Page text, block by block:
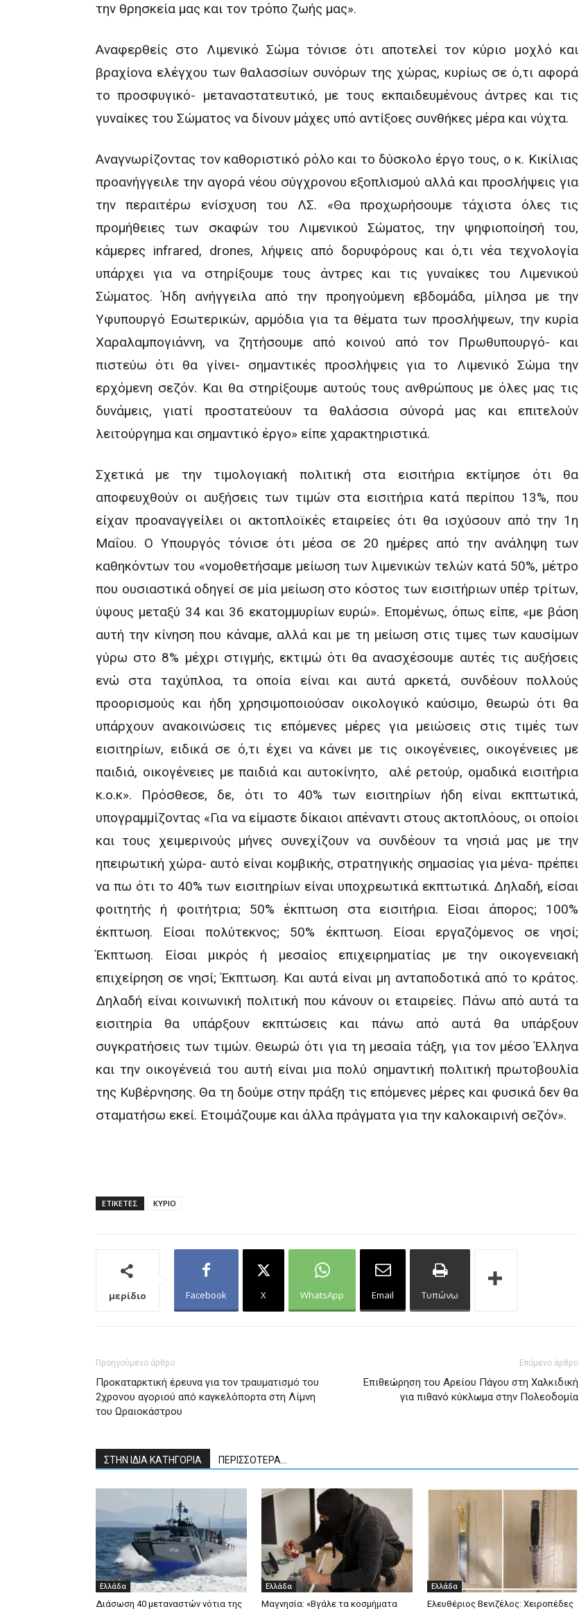
την θρησκεία μας και τον τρόπο ζωής μας».
Αναφερθείς στο Λιμενικό Σώμα τόνισε ότι αποτελεί τον κύριο μοχλό και
βραχίονα ελέγχου των θαλασσίων συνόρων της χώρας, κυρίως σε ό,τι αφορά
το προσφυγικό- μεταναστατευτικό, με τους εκπαιδευμένους άντρες και τις
γυναίκες του Σώματος να δίνουν μάχες υπό αντίξοες συνθήκες μέρα και νύχτα.
Αναγνωρίζοντας τον καθοριστικό ρόλο και το δύσκολο έργο τους, ο κ. Κικίλιας
προανήγγειλε την αγορά νέου σύγχρονου εξοπλισμού αλλά και προσλήψεις για
την περαιτέρω ενίσχυση του ΛΣ. «Θα προχωρήσουμε τάχιστα όλες τις
προμήθειες των σκαφών του Λιμενικού Σώματος, την ψηφιοποίησή του,
κάμερες infrared, drones, λήψεις από δορυφόρους και ό,τι νέα τεχνολογία
υπάρχει για να στηρίξουμε τους άντρες και τις γυναίκες του Λιμενικού
Σώματος. Ήδη ανήγγειλα από την προηγούμενη εβδομάδα, μίλησα με την
Υφυπουργό Εσωτερικών, αρμόδια για τα θέματα των προσλήψεων, την κυρία
Χαραλαμπογιάννη, να ζητήσουμε από κοινού από τον Πρωθυπουργό- και
πιστεύω ότι θα γίνει- σημαντικές προσλήψεις για το Λιμενικό Σώμα την
ερχόμενη σεζόν. Και θα στηρίξουμε αυτούς τους ανθρώπους με όλες μας τις
δυνάμεις, γιατί προστατεύουν τα θαλάσσια σύνορά μας και επιτελούν
λειτούργημα και σημαντικό έργο» είπε χαρακτηριστικά.
Σχετικά με την τιμολογιακή πολιτική στα εισιτήρια εκτίμησε ότι θα
αποφευχθούν οι αυξήσεις των τιμών στα εισιτήρια κατά περίπου 13%, που
είχαν προαναγγείλει οι ακτοπλοϊκές εταιρείες ότι θα ισχύσουν από την 1η
Μαΐου. Ο Υπουργός τόνισε ότι μέσα σε 20 ημέρες από την ανάληψη των
καθηκόντων του «νομοθετήσαμε μείωση των λιμενικών τελών κατά 50%, μέτρο
που ουσιαστικά οδηγεί σε μία μείωση στο κόστος των εισιτήριων υπέρ τρίτων,
ύψους μεταξύ 34 και 36 εκατομμυρίων ευρώ». Επομένως, όπως είπε, «με βάση
αυτή την κίνηση που κάναμε, αλλά και με τη μείωση στις τιμες των καυσίμων
γύρω στο 8% μέχρι στιγμής, εκτιμώ ότι θα ανασχέσουμε αυτές τις αυξήσεις
ενώ στα ταχύπλοα, τα οποία είναι και αυτά αρκετά, συνδέουν πολλούς
προορισμούς και ήδη χρησιμοποιούσαν οικολογικό καύσιμο, θεωρώ ότι θα
υπάρχουν ανακοινώσεις τις επόμενες μέρες για μειώσεις στις τιμές των
εισιτηρίων, ειδικά σε ό,τι έχει να κάνει με τις οικογένειες, οικογένειες με
παιδιά, οικογένειες με παιδιά και αυτοκίνητο, αλέ ρετούρ, ομαδικά εισιτήρια
κ.ο.κ». Πρόσθεσε, δε, ότι το 40% των εισιτηρίων ήδη είναι εκπτωτικά,
υπογραμμίζοντας «Για να είμαστε δίκαιοι απέναντι στους ακτοπλόους, οι οποίοι
και τους χειμερινούς μήνες συνεχίζουν να συνδέουν τα νησιά μας με την
ηπειρωτική χώρα- αυτό είναι κομβικής, στρατηγικής σημασίας για μένα- πρέπει
να πω ότι το 40% των εισιτηρίων είναι υποχρεωτικά εκπτωτικά. Δηλαδή, είσαι
φοιτητής ή φοιτήτρια; 50% έκπτωση στα εισιτήρια. Είσαι άπορος; 100%
έκπτωση. Είσαι πολύτεκνος; 50% έκπτωση. Είσαι εργαζόμενος σε νησί;
Έκπτωση. Είσαι μικρός ή μεσαίος επιχειρηματίας με την οικογενειακή
επιχείρηση σε νησί; Έκπτωση. Και αυτά είναι μη ανταποδοτικά από το κράτος.
Δηλαδή είναι κοινωνική πολιτική που κάνουν οι εταιρείες. Πάνω από αυτά τα
εισιτηρία θα υπάρξουν εκπτώσεις και πάνω από αυτά θα υπάρξουν
συγκρατήσεις των τιμών. Θεωρώ ότι για τη μεσαία τάξη, για τον μέσο Έλληνα
και την οικογένειά του αυτή είναι μια πολύ σημαντική πολιτική πρωτοβουλία
της Κυβέρνησης. Θα τη δούμε στην πράξη τις επόμενες μέρες και φυσικά δεν θα
σταματήσω εκεί. Ετοιμάζουμε και άλλα πράγματα για την καλοκαιρινή σεζόν».
ΕΤΙΚΕΤΕΣ ΚΥΡΙΟ
μερίδιο Facebook X WhatsApp Email Τυπώνω
Προηγούμενο άρθρο
Προκαταρκτική έρευνα για τον τραυματισμό του
2χρονου αγοριού από καγκελόπορτα στη Λίμνη
του Ωραιοκάστρου
Επόμενο άρθρο
Επιθεώρηση του Αρείου Πάγου στη Χαλκιδική
για πιθανό κύκλωμα στην Πολεοδομία
ΣΤΗΝ ΙΔΙΑ ΚΑΤΗΓΟΡΙΑ ΠΕΡΙΣΣΟΤΕΡΑ...
Ελλάδα
Διάσωση 40 μεταναστών νότια της
Ελλάδα
Μαγνησία: «Βγάλε τα κοσμήματα
Ελλάδα
Ελευθέριος Βενιζέλος: Χειροπέδες